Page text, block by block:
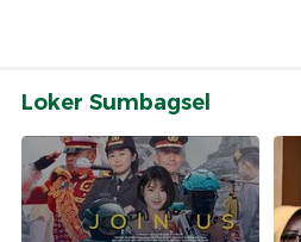
Loker Sumbagsel